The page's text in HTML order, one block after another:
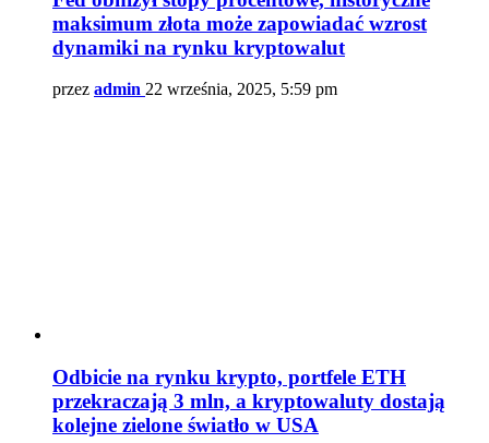
maksimum złota może zapowiadać wzrost
dynamiki na rynku kryptowalut
przez admin 22 września, 2025, 5:59 pm
Odbicie na rynku krypto, portfele ETH
przekraczają 3 mln, a kryptowaluty dostają
kolejne zielone światło w USA